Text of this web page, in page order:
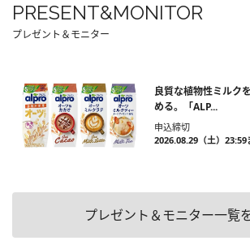
PRESENT&MONITOR
プレゼント＆モニター
良質な植物性ミルク
める。「ALP...
申込締切
2026.08.29（土）23:59
プレゼント＆モニター一覧